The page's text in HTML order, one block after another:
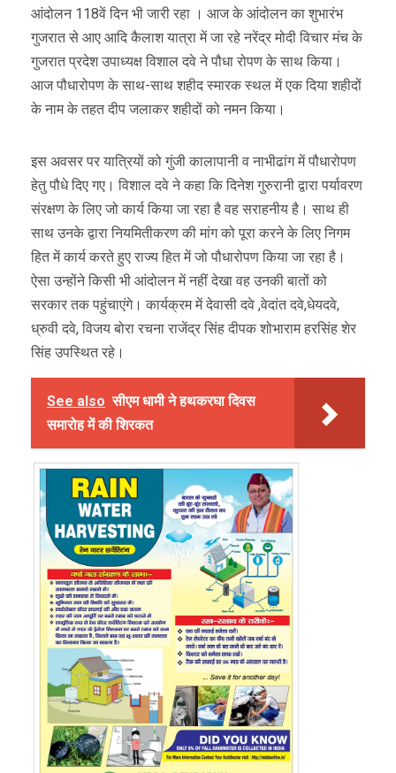
आंदोलन 118वें दिन भी जारी रहा । आज के आंदोलन का शुभारंभ
गुजरात से आए आदि कैलाश यात्रा में जा रहे नरेंद्र मोदी विचार मंच के
गुजरात प्रदेश उपाध्यक्ष विशाल दवे ने पौधा रोपण के साथ किया।
आज पौधारोपण के साथ-साथ शहीद स्मारक स्थल में एक दिया शहीदों
के नाम के तहत दीप जलाकर शहीदों को नमन किया।
इस अवसर पर यात्रियों को गुंजी कालापानी व नाभीढांग में पौधारोपण
हेतु पौधे दिए गए। विशाल दवे ने कहा कि दिनेश गुरुरानी द्वारा पर्यावरण
संरक्षण के लिए जो कार्य किया जा रहा है वह सराहनीय है। साथ ही
साथ उनके द्वारा नियमितीकरण की मांग को पूरा करने के लिए निगम
हित में कार्य करते हुए राज्य हित में जो पौधारोपण किया जा रहा है।
ऐसा उन्होंने किसी भी आंदोलन में नहीं देखा वह उनकी बातों को
सरकार तक पहुंचाएंगे। कार्यक्रम में देवासी दवे ,वेदांत दवे,धेयदवे,
ध्रुवी दवे, विजय बोरा रचना राजेंद्र सिंह दीपक शोभाराम हरसिंह शेर
सिंह उपस्थित रहे।
See also सीएम धामी ने हथकरघा दिवस
समारोह में की शिरकत